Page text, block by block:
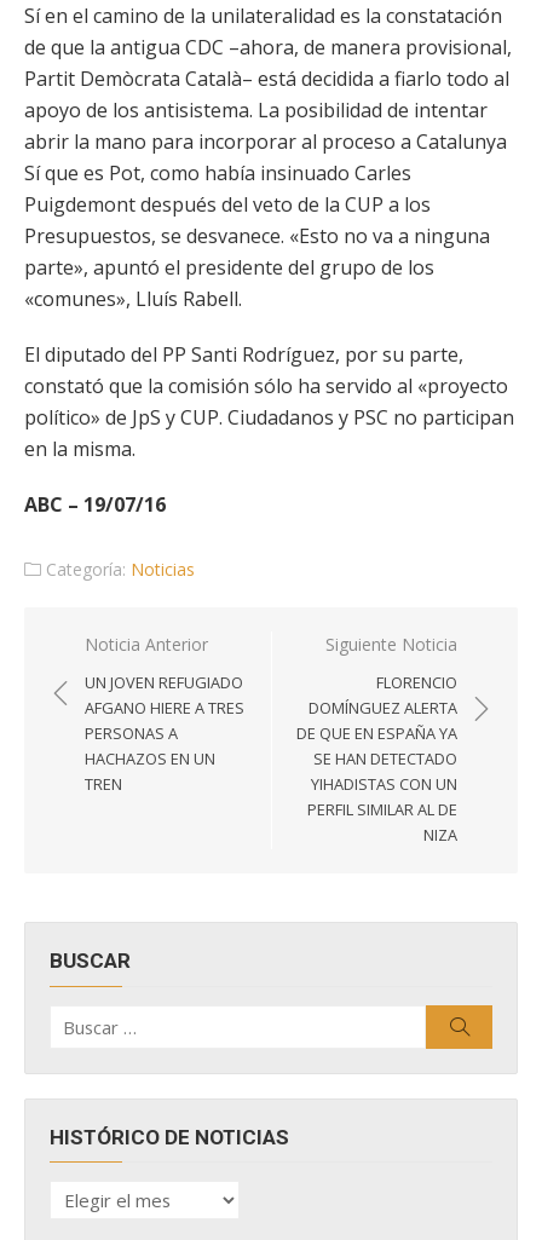
Sí en el camino de la unilateralidad es la constatación
de que la antigua CDC –ahora, de manera provisional,
Partit Demòcrata Català– está decidida a fiarlo todo al
apoyo de los antisistema. La posibilidad de intentar
abrir la mano para incorporar al proceso a Catalunya
Sí que es Pot, como había insinuado Carles
Puigdemont después del veto de la CUP a los
Presupuestos, se desvanece. «Esto no va a ninguna
parte», apuntó el presidente del grupo de los
«comunes», Lluís Rabell.
El diputado del PP Santi Rodríguez, por su parte,
constató que la comisión sólo ha servido al «proyecto
político» de JpS y CUP. Ciudadanos y PSC no participan
en la misma.
ABC – 19/07/16
Categoría: Noticias
Navegación
de
entradas
Noticia Anterior
UN JOVEN REFUGIADO
AFGANO HIERE A TRES
PERSONAS A
HACHAZOS EN UN
TREN
Siguiente Noticia
FLORENCIO
DOMÍNGUEZ ALERTA
DE QUE EN ESPAÑA YA
SE HAN DETECTADO
YIHADISTAS CON UN
PERFIL SIMILAR AL DE
NIZA
BUSCAR
por:
HISTÓRICO DE NOTICIAS
HISTÓRICO
DE